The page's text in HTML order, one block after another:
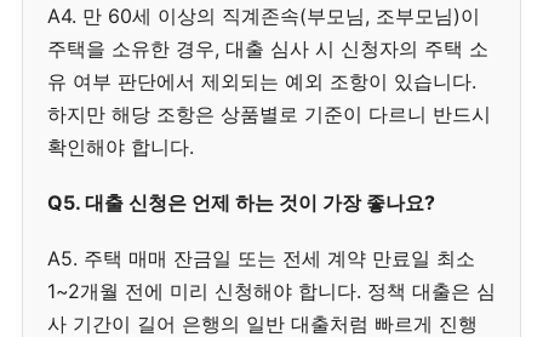
A4. 만 60세 이상의 직계존속(부모님, 조부모님)이
주택을 소유한 경우, 대출 심사 시 신청자의 주택 소
유 여부 판단에서 제외되는 예외 조항이 있습니다.
하지만 해당 조항은 상품별로 기준이 다르니 반드시
확인해야 합니다.
Q5. 대출 신청은 언제 하는 것이 가장 좋나요?
A5. 주택 매매 잔금일 또는 전세 계약 만료일 최소
1~2개월 전에 미리 신청해야 합니다. 정책 대출은 심
사 기간이 길어 은행의 일반 대출처럼 빠르게 진행